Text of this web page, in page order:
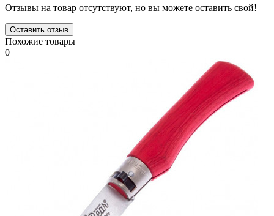
Отзывы на товар отсутствуют, но вы можете оставить свой!
Оставить отзыв
Похожие товары
0